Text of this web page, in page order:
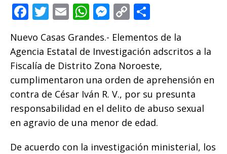
F
c
e
b
o
o
k
T
it
te
r
E
ai
l
W
h
at
s
A
p
p
M
e
ss
e
n
g
e
r
C
p
y
Li
n
k
m
p
ar
ti
r
Nuevo Casas Grandes.- Elementos de la
Agencia Estatal de Investigación adscritos a la
Fiscalía de Distrito Zona Noroeste,
cumplimentaron una orden de aprehensión en
contra de César Iván R. V., por su presunta
responsabilidad en el delito de abuso sexual
en agravio de una menor de edad.
De acuerdo con la investigación ministerial, los